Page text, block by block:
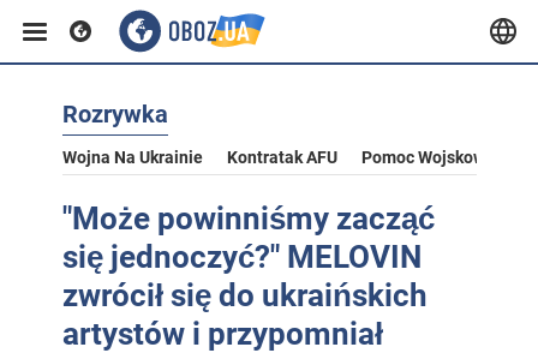
Rozrywka
Wojna Na Ukrainie Kontratak AFU Pomoc Wojskowa Dla
"Może powinniśmy zacząć
się jednoczyć?" MELOVIN
zwrócił się do ukraińskich
artystów i przypomniał